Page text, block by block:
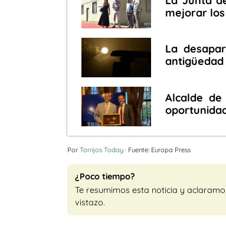
mejorar
La
Alcalde
Por Torrijos Today · Fuente: Europa Press
¿Poco tiempo?
Te resumimos esta noticia y
vistazo.